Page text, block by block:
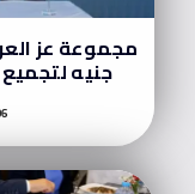
جنيه